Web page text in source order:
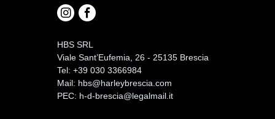
HBS SRL
Viale Sant’Eufemia, 26 - 25135 Brescia
Tel: +39 030 3366984
Mail: hbs@harleybrescia.com
PEC: h-d-brescia@legalmail.it